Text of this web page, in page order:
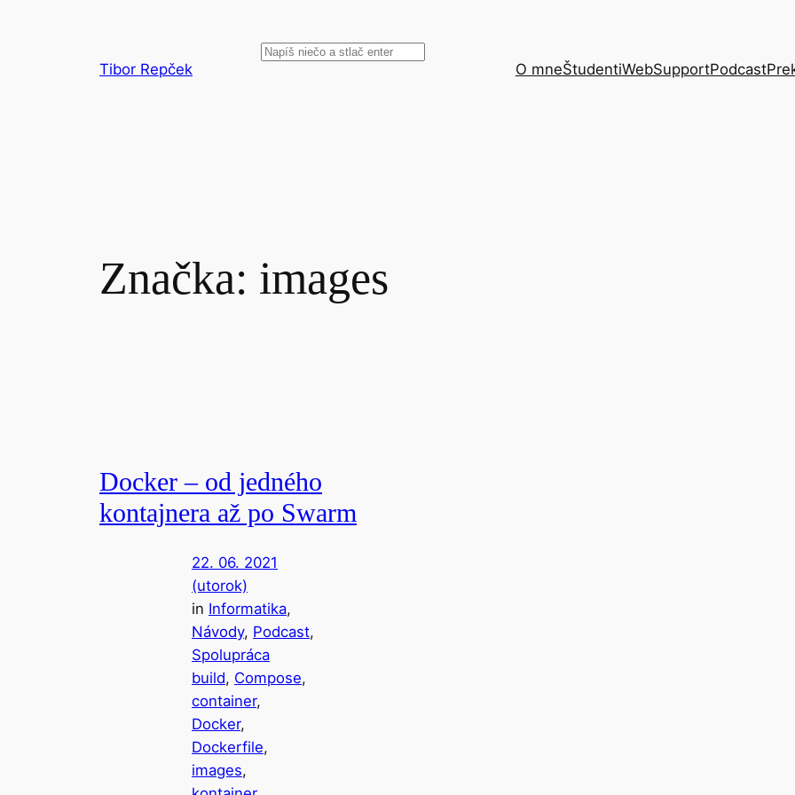
Tibor Repček
Hľadať
O mneŠtudentiWebSupportPodcast
Značka: images
Docker – od jedného
kontajnera až po Swarm
22. 06. 2021
(utorok)
in Informatika
Návody, Podcast
Spolupráca
build, Compose
container
Docker
Dockerfile
images